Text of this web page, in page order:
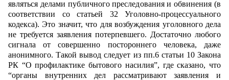
являться делами публичного преследования и обвинения (в
соответствии со статьей 32 Уголовно-процессуального
кодекса). Это значит, что для возбуждения уголовного дела
не требуется заявления потерпевшего. Достаточно любого
сигнала от совершенно постороннего человека, даже
анонимного. Такой вывод следует из пп.6 статьи 10 Закона
РК “О профилактике бытового насилия”, где сказано, что
“органы внутренних дел рассматривают заявления и